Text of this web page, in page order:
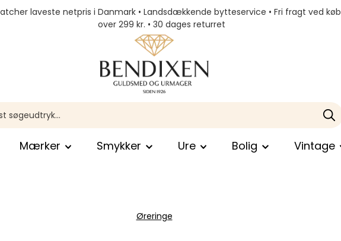
laveste netpris i Danmark • Landsdækkende bytteservice • Fri fragt ved køb
over 299 kr. • 30 dages returret
Mærker Smykker Ure Bolig Vintage
Øreringe